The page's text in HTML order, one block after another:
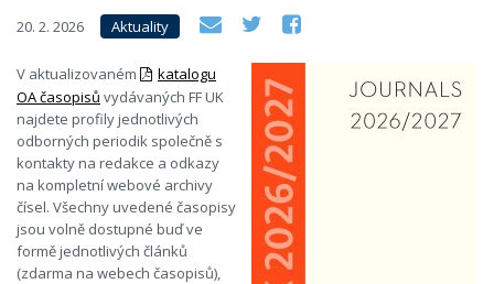
20. 2. 2026 Aktuality
V aktualizovaném
katalogu
OA časopisů vydávaných FF UK
najdete profily jednotlivých
odborných periodik společně s
kontakty na redakce a odkazy
na kompletní webové archivy
čísel. Všechny uvedené časopisy
jsou volně dostupné buď ve
formě jednotlivých článků
(zdarma na webech časopisů),